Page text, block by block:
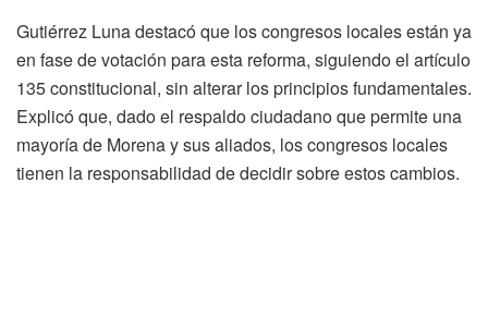
Gutiérrez Luna destacó que los congresos locales están ya
en fase de votación para esta reforma, siguiendo el artículo
135 constitucional, sin alterar los principios fundamentales.
Explicó que, dado el respaldo ciudadano que permite una
mayoría de Morena y sus aliados, los congresos locales
tienen la responsabilidad de decidir sobre estos cambios.